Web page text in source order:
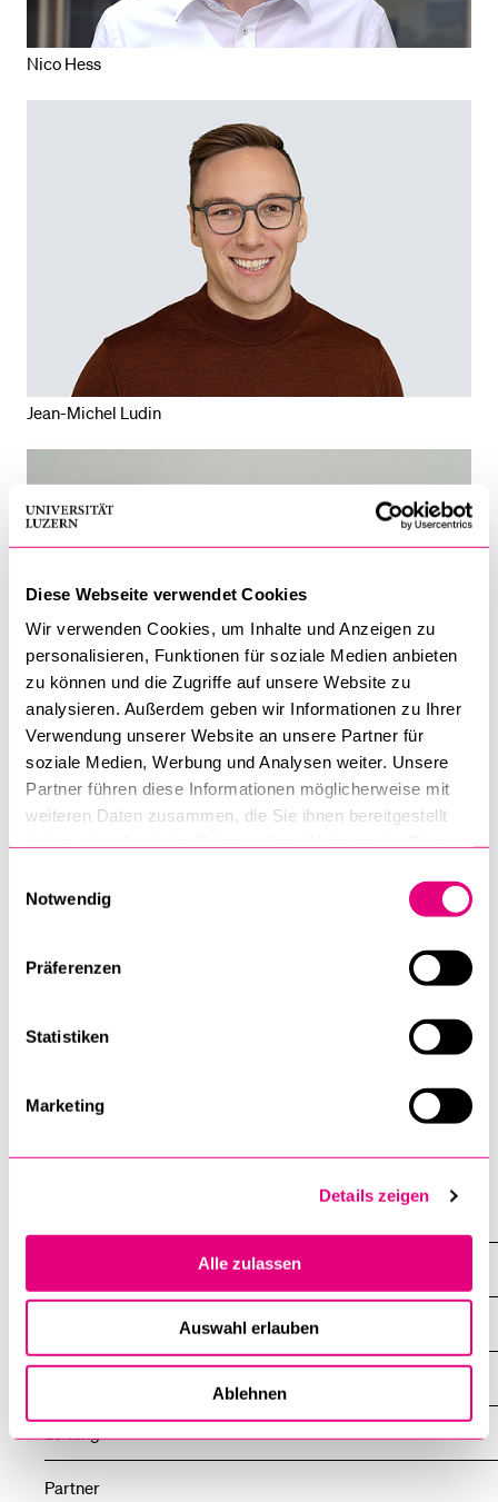
Diese Webseite verwendet Cookies
Wir verwenden Cookies, um Inhalte und Anzeigen zu
personalisieren, Funktionen für soziale Medien anbieten
zu können und die Zugriffe auf unsere Website zu
analysieren. Außerdem geben wir Informationen zu Ihrer
Verwendung unserer Website an unsere Partner für
soziale Medien, Werbung und Analysen weiter. Unsere
Partner führen diese Informationen möglicherweise mit
weiteren Daten zusammen, die Sie ihnen bereitgestellt
Notwendig
Präferenzen
Statistiken
Marketing
Details zeigen
Alle zulassen
Auswahl erlauben
Ablehnen
Leitung
Partner
Nico Hess
Jean-Michel Ludin
Josianne Magnin
Thierry Urwyler